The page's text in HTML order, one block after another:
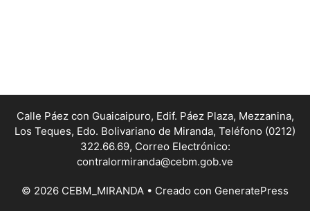
Calle Páez con Guaicaipuro, Edif. Páez Plaza, Mezzanina,
Los Teques, Edo. Bolivariano de Miranda, Teléfono (0212)
322.66.69, Correo Electrónico:
contralormiranda@cebm.gob.ve
© 2026 CEBM_MIRANDA • Creado con GeneratePress